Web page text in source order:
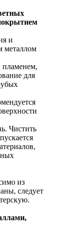
и
металлом
пламенем,
для
Чистить
из
следует